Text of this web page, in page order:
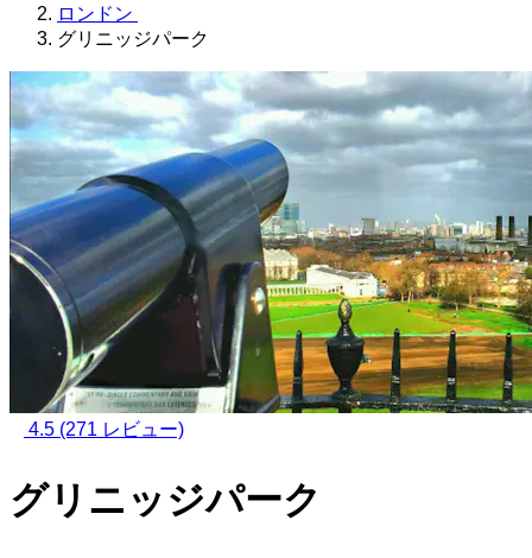
ロンドン
グリニッジパーク
4.5 (271 レビュー)
グリニッジパーク